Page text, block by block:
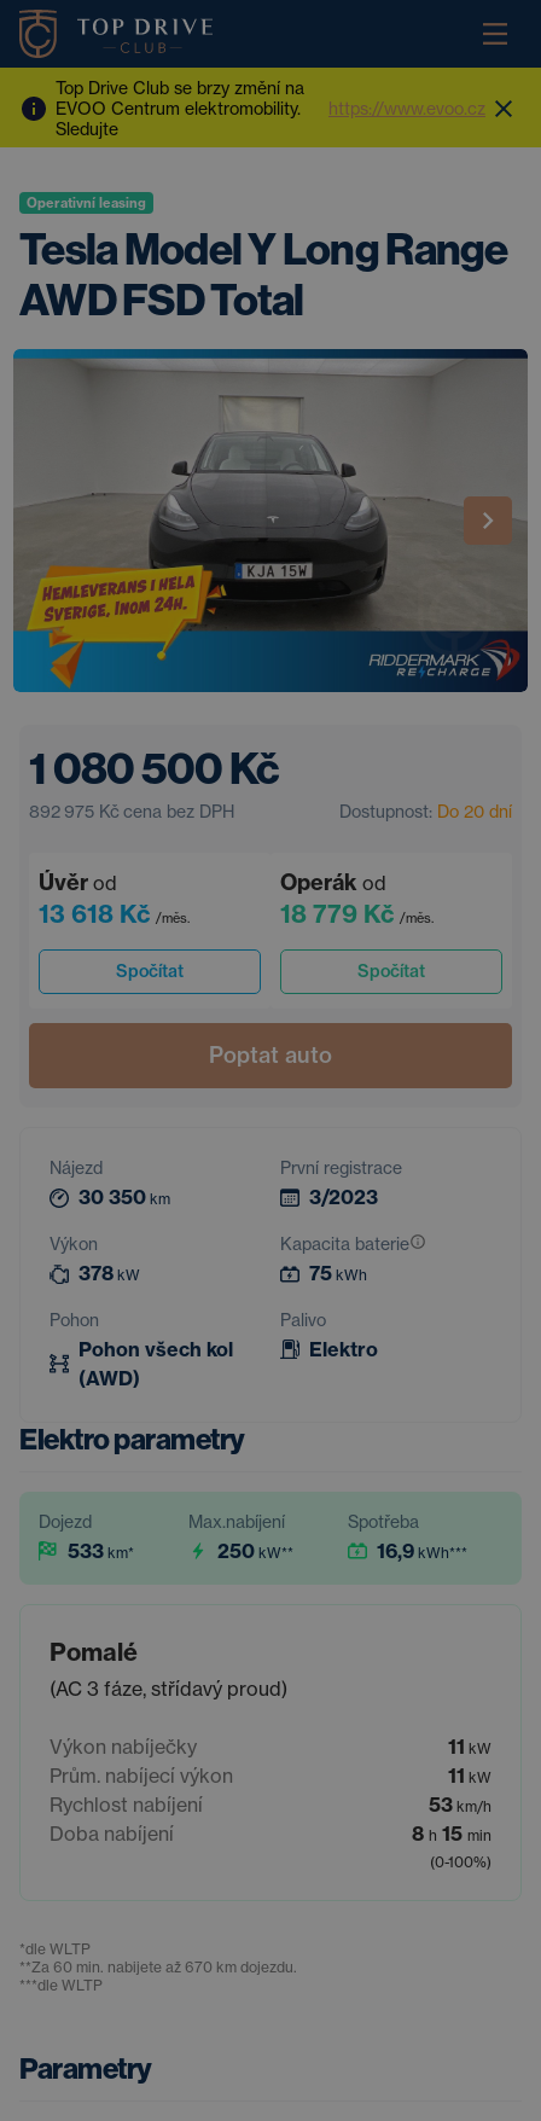
Top Drive Club se brzy změní na
EVOO Centrum elektromobility.
Sledujte
https://www.evoo.cz
Operativní leasing
Tesla Model Y Long Range
AWD FSD Total
1 080 500 Kč
892 975 Kč cena bez DPH Dostupnost: Do 20 dní
Úvěr od
13 618 Kč /měs.
Spočítat
Operák od
18 779 Kč /měs.
Spočítat
Poptat auto
Nájezd
30 350 km
První registrace
3/2023
Výkon
378 kW
Kapacita baterie
75 kWh
Pohon
Pohon všech kol
(AWD)
Palivo
Elektro
Elektro parametry
Dojezd
533 km*
Max.nabíjení
250 kW**
Spotřeba
16,9 kWh***
Pomalé
(AC 3 fáze, střídavý proud)
Výkon nabíječky 11 kW
Prům. nabíjecí výkon 11 kW
Rychlost nabíjení 53 km/h
Doba nabíjení 8 h 15 min
(0-100%)
*dle WLTP
**Za 60 min. nabijete až 670 km dojezdu.
***dle WLTP
Parametry